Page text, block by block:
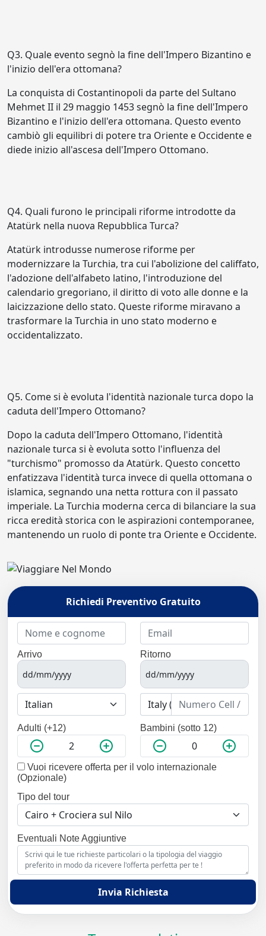
Q3. Quale evento segnò la fine dell'Impero Bizantino e
l'inizio dell'era ottomana?
La conquista di Costantinopoli da parte del Sultano
Mehmet II il 29 maggio 1453 segnò la fine dell'Impero
Bizantino e l'inizio dell'era ottomana. Questo evento
cambiò gli equilibri di potere tra Oriente e Occidente e
diede inizio all'ascesa dell'Impero Ottomano.
Q4. Quali furono le principali riforme introdotte da
Atatürk nella nuova Repubblica Turca?
Atatürk introdusse numerose riforme per
modernizzare la Turchia, tra cui l'abolizione del califfato,
l'adozione dell'alfabeto latino, l'introduzione del
calendario gregoriano, il diritto di voto alle donne e la
laicizzazione dello stato. Queste riforme miravano a
trasformare la Turchia in uno stato moderno e
occidentalizzato.
Q5. Come si è evoluta l'identità nazionale turca dopo la
caduta dell'Impero Ottomano?
Dopo la caduta dell'Impero Ottomano, l'identità
nazionale turca si è evoluta sotto l'influenza del
"turchismo" promosso da Atatürk. Questo concetto
enfatizzava l'identità turca invece di quella ottomana o
islamica, segnando una netta rottura con il passato
imperiale. La Turchia moderna cerca di bilanciare la sua
ricca eredità storica con le aspirazioni contemporanee,
mantenendo un ruolo di ponte tra Oriente e Occidente.
Richiedi Preventivo Gratuito
Arrivo Ritorno
Adulti (+12) Bambini (sotto 12)
Vuoi ricevere offerta per il volo internazionale
(Opzionale)
Tipo del tour
Eventuali Note Aggiuntive
Invia Richiesta